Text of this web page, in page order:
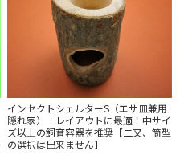
インセクトシェルターS（エサ皿兼用
隠れ家）｜レイアウトに最適！中サイ
ズ以上の飼育容器を推奨【二又、筒型
の選択は出来ません】